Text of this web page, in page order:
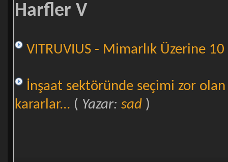
Harfler V
VITRUVIUS - Mimarlık Üzerine
İnşaat sektöründe seçimi zor
kararlar... ( Yazar: sad)